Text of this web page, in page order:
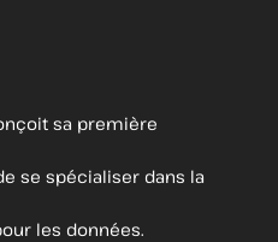
sa première
se spécialiser dans la
les données.